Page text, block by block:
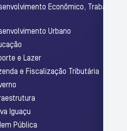
Econômico, Trabalho
Urbano
e Lazer
e Fiscalização Tributária
Iguaçu
Pública